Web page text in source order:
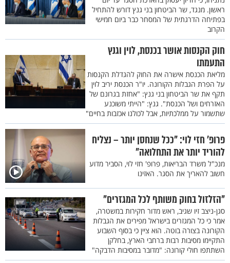
ראשון. מנגד, שר הביטחון בני גנץ דורש להתחיל
בפתיחה הדרגתית של המסחר כבר ביום חמישי
הקרוב
חוק הקנסות אושר בכנסת, לוין וגנץ
התעמתו
מליאת הכנסת אישרה את החוק להגדלת הקנסות
על הפרת הגבלות הקורונה. יו"ר הכנסת יריב לוין
תקף את שר הביטחון בני גנץ: "אחזת בגרונם של
האזרחים ושל הכנסת". גנץ: "הייתי משוכנע
שתשמור על ממלכתיות, אבל לכולנו אכזבות בחיים"
פרופ' חזי לוי: "ככל שנחסן יותר – נצליח
להוריד יותר את התחלואה"
מנכ"ל משרד הבריאות, פרופ' חזי לוי, הסביר מדוע
חשוב להאריך את הסגר. האזינו
"הזלזול בחוק משותף לכל המגזרים"
סגן-ניצב זיו שגיב, ראש מדור חקירות במשטרה,
אמר כי כל המגזרים בישראל מפירים את הגבלות
הקורונה בצורה בוטה. הוא ציין כי בסוף השבוע
התקיימו מסיבות רבות ברחבי הארץ, בחלקן
השתתפו חולי קורונה: "מדובר במסיבות הדבקה"